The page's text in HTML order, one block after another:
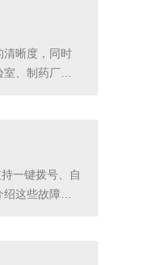
清晰度，同时
、制药厂等
一键拨号、自
这些故障以